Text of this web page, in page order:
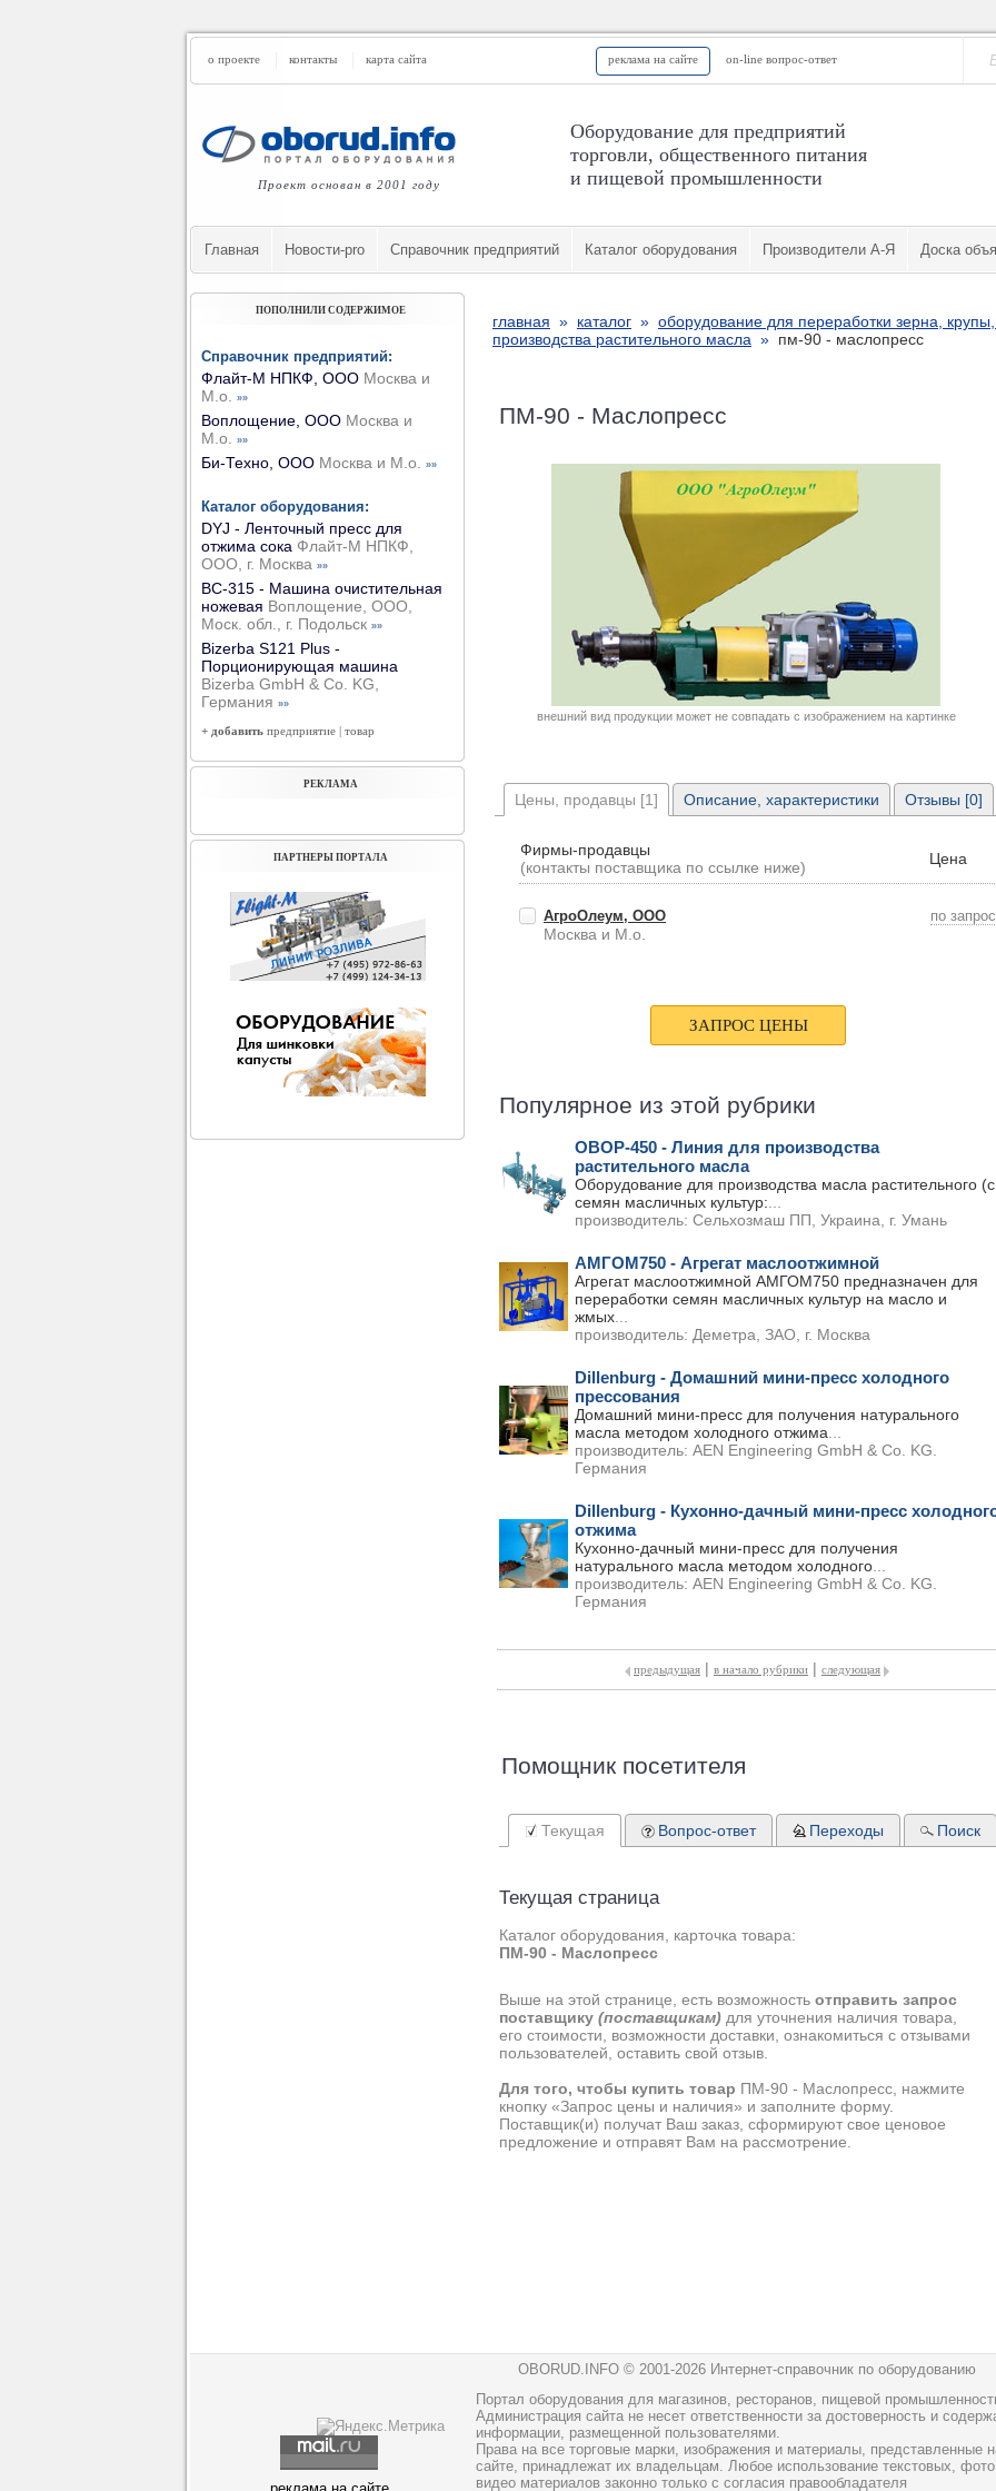
о проекте контакты карта сайта реклама на сайте on-line вопрос-ответ
Проект основан в 2001 году
Оборудование для предприятий
торговли, общественного питания
и пищевой промышленности
Главная Новости-pro Cправочник предприятий Каталог оборудования Производители А-Я Доска
главная » каталог » оборудование для переработки зерна,
производства растительного масла » пм-90 - маслопресс
ПМ-90 - Маслопресс
внешний вид продукции может не совпадать с изображением на картинке
Цены, продавцы [1]
Фирмы-продавцы
(контакты поставщика по ссылке ниже)
Цена
АгроОлеум, ООО по
Москва и М.о.
Описание, характеристики Отзывы [0]
Популярное из этой рубрики
ОВОР-450 - Линия для производства
растительного масла
Оборудование для производства масла растительного (с
семян масличных культур:
производитель: Сельхозмаш ПП, Украина, г. Умань
АМГОМ750 - Агрегат маслоотжимной
Агрегат маслоотжимной АМГОМ750 предназначен для
переработки семян масличных культур на масло и
жмых
производитель: Деметра, ЗАО, г. Москва
Dillenburg - Домашний мини-пресс холодного
прессования
Домашний мини-пресс для получения натурального
масла методом холодного отжима
производитель: AEN Engineering GmbH & Co. KG.
Германия
Dillenburg - Кухонно-дачный мини-пресс
отжима
Кухонно-дачный мини-пресс для получения
натурального масла методом холодного
производитель: AEN Engineering GmbH & Co. KG.
Германия
предыдущая | в начало рубрики | следующая
Помощник посетителя
Текущая
Текущая страница
Каталог оборудования, карточка товара:
ПМ-90 - Маслопресс
Выше на этой странице, есть возможность отправить запрос
поставщику (поставщикам) для уточнения наличия товара,
его стоимости, возможности доставки, ознакомиться с отзывами
пользователей, оставить свой отзыв.
Для того, чтобы купить товар ПМ-90 - Маслопресс, нажмите
кнопку «Запрос цены и наличия» и заполните форму.
Поставщик(и) получат Ваш заказ, сформируют свое ценовое
предложение и отправят Вам на рассмотрение.
Вопрос-ответ Переходы Поиск
ПОПОЛНИЛИ СОДЕРЖИМОЕ
Справочник предприятий:
Флайт-М НПКФ, ООО Москва и
М.о.
»»
Воплощение, ООО Москва и
М.о.
»»
Би-Техно, ООО Москва и М.о. »»
Каталог оборудования:
DYJ - Ленточный пресс для
отжима сока Флайт-М НПКФ,
ООО, г. Москва »»
ВС-315 - Машина очистительная
ножевая Воплощение, ООО,
Моск. обл., г. Подольск »»
Bizerba S121 Plus -
Порционирующая машина
Bizerba GmbH & Co. KG,
Германия »»
+ добавить предприятие | товар
РЕКЛАМА
ПАРТНЕРЫ ПОРТАЛА
OBORUD.INFO © 2001-2026 Интернет-справочник по оборудованию
Портал оборудования для магазинов, ресторанов, пищевой
Администрация сайта не несет ответственности за достоверность и
информации, размещенной пользователями.
Права на все торговые марки, изображения и материалы, представленные
сайте, принадлежат их владельцам. Любое использование текстовых,
видео материалов законно только с согласия правообладателя